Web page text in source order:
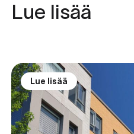
Lue lisää
Lue lisää